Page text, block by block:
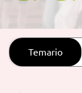
Temario